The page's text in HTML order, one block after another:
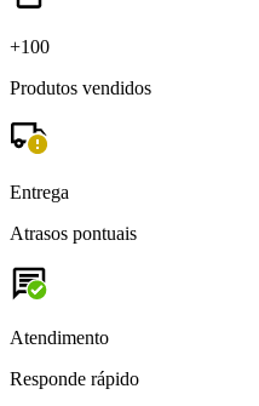
+100
Produtos vendidos
Entrega
Atrasos pontuais
Atendimento
Responde rápido